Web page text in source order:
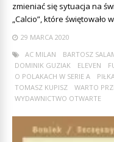
zmieniać się sytuacja na
„Calcio”, które świętowało
29 MARCA 2020
AC MILAN
BARTOSZ
DOMINIK GUZIAK
ELEVEN
O POLAKACH W SERIE A
TOMASZ KUPISZ
WARTO
WYDAWNICTWO OTWARTE